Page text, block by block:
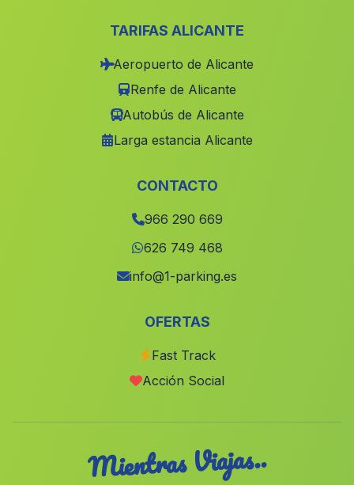
(Valencia)
(Alicante)
(Valencia)
(Alicante)
(Valencia)
Rafelbunol Rafelbunyol(Valencia)
(Valencia)
TARIFAS ALICANTE
Aeropuerto de Alicante
Renfe de Alicante
Autobús de Alicante
Larga estancia Alicante
CONTACTO
966 290 669
626 749 468
info@1-parking.es
OFERTAS
Fast Track
Acción Social
Mientras Viajas..